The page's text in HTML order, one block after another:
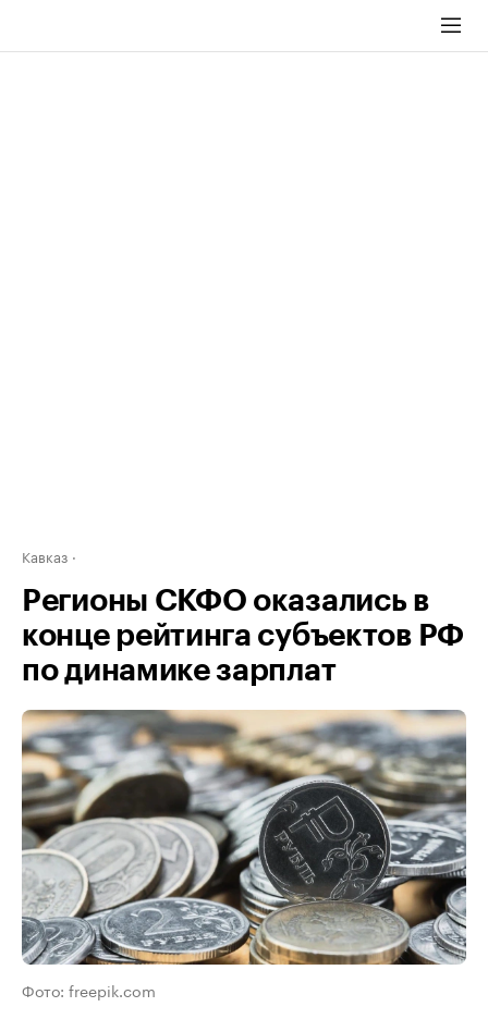
Кавказ
Регионы СКФО оказались в
конце рейтинга субъектов РФ
по динамике зарплат
Фото: freepik.com